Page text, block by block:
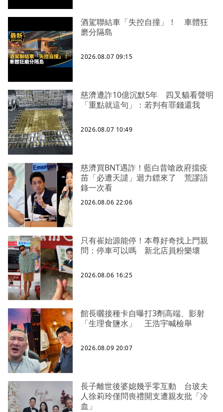
酒駕聯結車「失控自撞」！ 車體狂
磨分隔島
2026.08.07 09:15
慈濟遭詐10億沉默5年 四叉貓看聲明
「重點就這句」：若判有罪錢還我
2026.08.07 10:49
慈濟買BNT遇詐！藍白昔嗆政府擋疫
苗「必遭天譴」迴力鏢來了 荒謬語
錄一次看
2026.08.06 22:06
只有崔始源能停！本尊好奇找上門親
問：停車可以嗎 新北店員粉樂壞
2026.08.06 16:25
館長曬接種卡自曝打3劑高端、影射
「生理食鹽水」 王浩宇喊檢舉
2026.08.09 20:07
長子離世後婆媳幾乎零互動 台玻夫
人徐莉玲僅問喪禮開支遭親友批「冷
血」